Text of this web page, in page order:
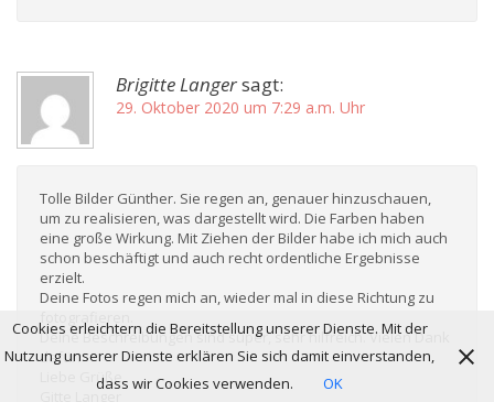
Brigitte Langersagt:
29. Oktober 2020 um 7:29 a.m. Uhr
Tolle Bilder Günther. Sie regen an, genauer hinzuschauen,
um zu realisieren, was dargestellt wird. Die Farben haben
eine große Wirkung. Mit Ziehen der Bilder habe ich mich auch
schon beschäftigt und auch recht ordentliche Ergebnisse
erzielt.
Deine Fotos regen mich an, wieder mal in diese Richtung zu
Deine Beschreibungen sind super, sehr hilfreich. Vielen Dank
dafür.
Liebe Grüße
Cookies erleichtern die Bereitstellung unserer Dienste. Mit der
Nutzung unserer Dienste erklären Sie sich damit einverstanden,
dass wir Cookies verwenden.
OK